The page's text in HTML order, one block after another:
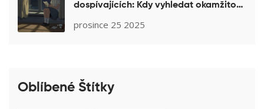
dospívajících: Kdy vyhledat okamžitou
pomoc
prosince 25 2025
Oblíbené Štítky